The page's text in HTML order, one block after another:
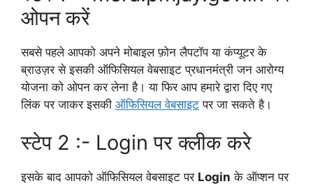
ओपन करें
सबसे पहले आपको अपने मोबाइल फ़ोन लैपटॉप या कंप्यूटर के
ब्राउज़र से इसकी ऑफिसियल वेबसाइट प्रधानमंत्री जन आरोग्य
योजना को ओपन कर लेना है। या फिर आप हमारे द्वारा दिए गए
लिंक पर जाकर इसकी ऑफिसियल वेबसाइट पर जा सकते है।
स्टेप 2 :- Login पर क्लीक करे
इसके बाद आपको ऑफिसियल वेबसाइट पर Login के ऑप्शन पर